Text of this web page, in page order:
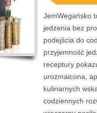
JemWegańsko
jedzenia bez
podejścia do
przyjemność
receptury
urozmaicona,
kulinarnych
codziennych